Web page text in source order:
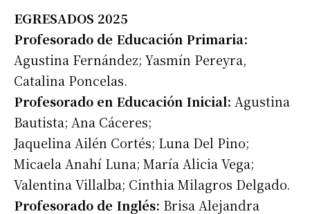
EGRESADOS 2025
Profesorado de Educación Primaria:
Agustina Fernández; Yasmín Pereyra,
Catalina Poncelas.
Profesorado en Educación Inicial: Agustina
Bautista; Ana Cáceres;
Jaquelina Ailén Cortés; Luna Del Pino;
Micaela Anahí Luna; María Alicia Vega;
Valentina Villalba; Cinthia Milagros Delgado.
Profesorado de Inglés: Brisa Alejandra